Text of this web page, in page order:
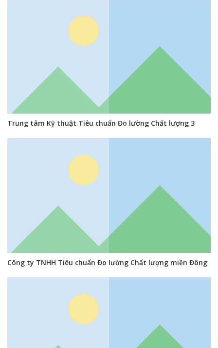
Trung tâm Kỹ thuật Tiêu chuẩn Đo lường Chất lượng 3
Công ty TNHH Tiêu chuẩn Đo lường Chất lượng miền Đông